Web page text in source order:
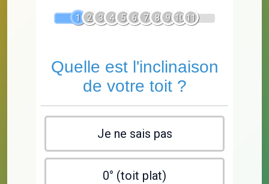
1 2 3 4 5 6 7 8 9 10 11
Quelle est l'inclinaison
de votre toit ?
Je ne sais pas
0° (toit plat)